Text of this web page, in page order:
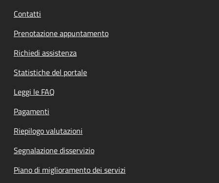
Contatti
Prenotazione appuntamento
Richiedi assistenza
Statistiche del portale
Leggi le FAQ
Pagamenti
Riepilogo valutazioni
Segnalazione disservizio
Piano di miglioramento dei servizi